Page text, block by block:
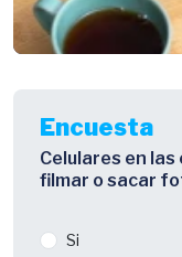
Encuesta
Celulares en
filmar o sacar
Si